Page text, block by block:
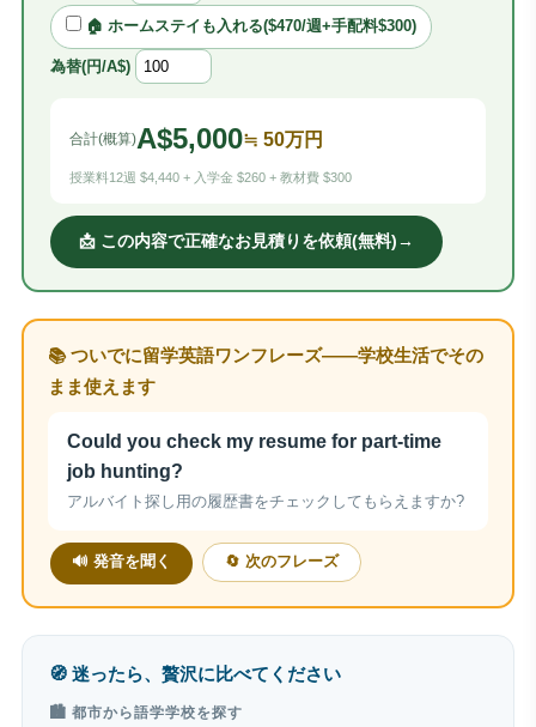
🏠 ホームステイも入れる($470/週+手配料$300)
為替(円/A$)
合計(概算)A$5,000≒ 50万円
授業料12週 $4,440 + 入学金 $260 + 教材費 $300
📩 この内容で正確なお見積りを依頼(無料)→
📚 ついでに留学英語ワンフレーズ——学校生活でその
まま使えます
Could you check my resume for part-time
job hunting?
アルバイト探し用の履歴書をチェックしてもらえますか?
🔊 発音を聞く 🔄 次のフレーズ
🧭 迷ったら、贅沢に比べてください
🏙 都市から語学学校を探す